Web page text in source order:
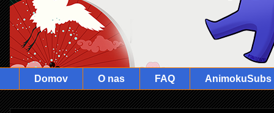
Domov O nas FAQ AnimokuSubs